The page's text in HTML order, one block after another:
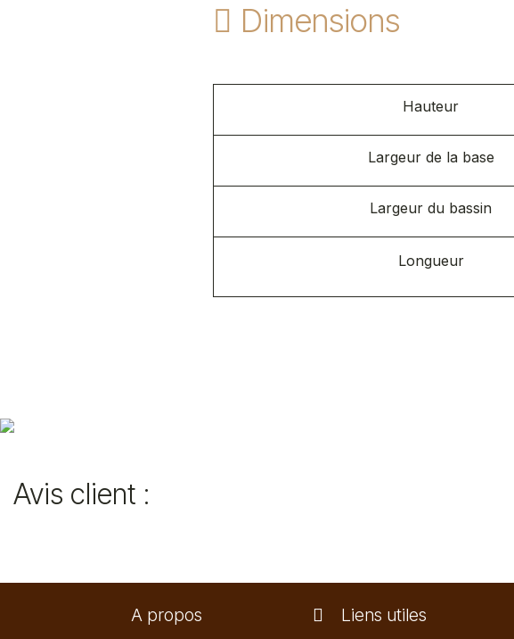
Dimensions
Hauteur
Largeur de la base
Largeur du bassin
Longueur
Avis client :
A propos Liens utiles